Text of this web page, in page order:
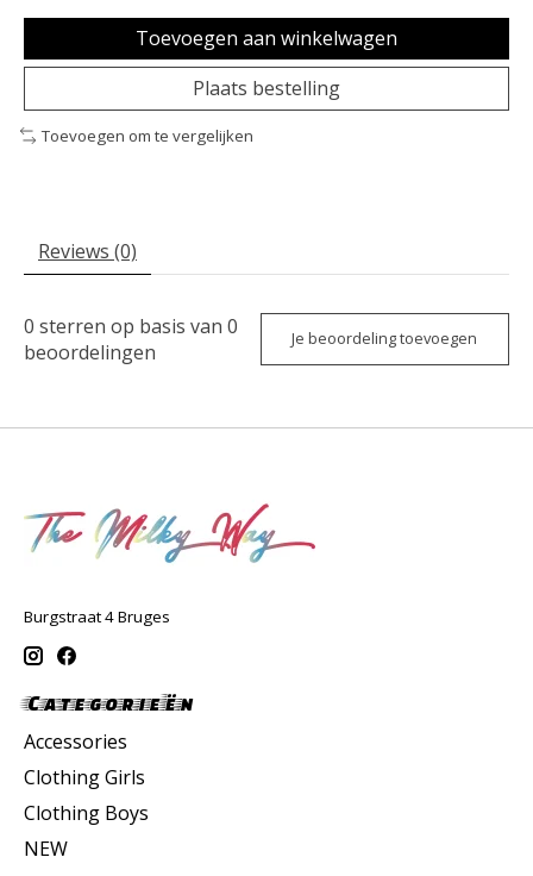
Toevoegen aan winkelwagen
Plaats bestelling
Toevoegen om te vergelijken
Reviews (0)
0 sterren op basis van 0
beoordelingen
Je beoordeling toevoegen
Burgstraat 4 Bruges
Categorieën
Accessories
Clothing Girls
Clothing Boys
NEW